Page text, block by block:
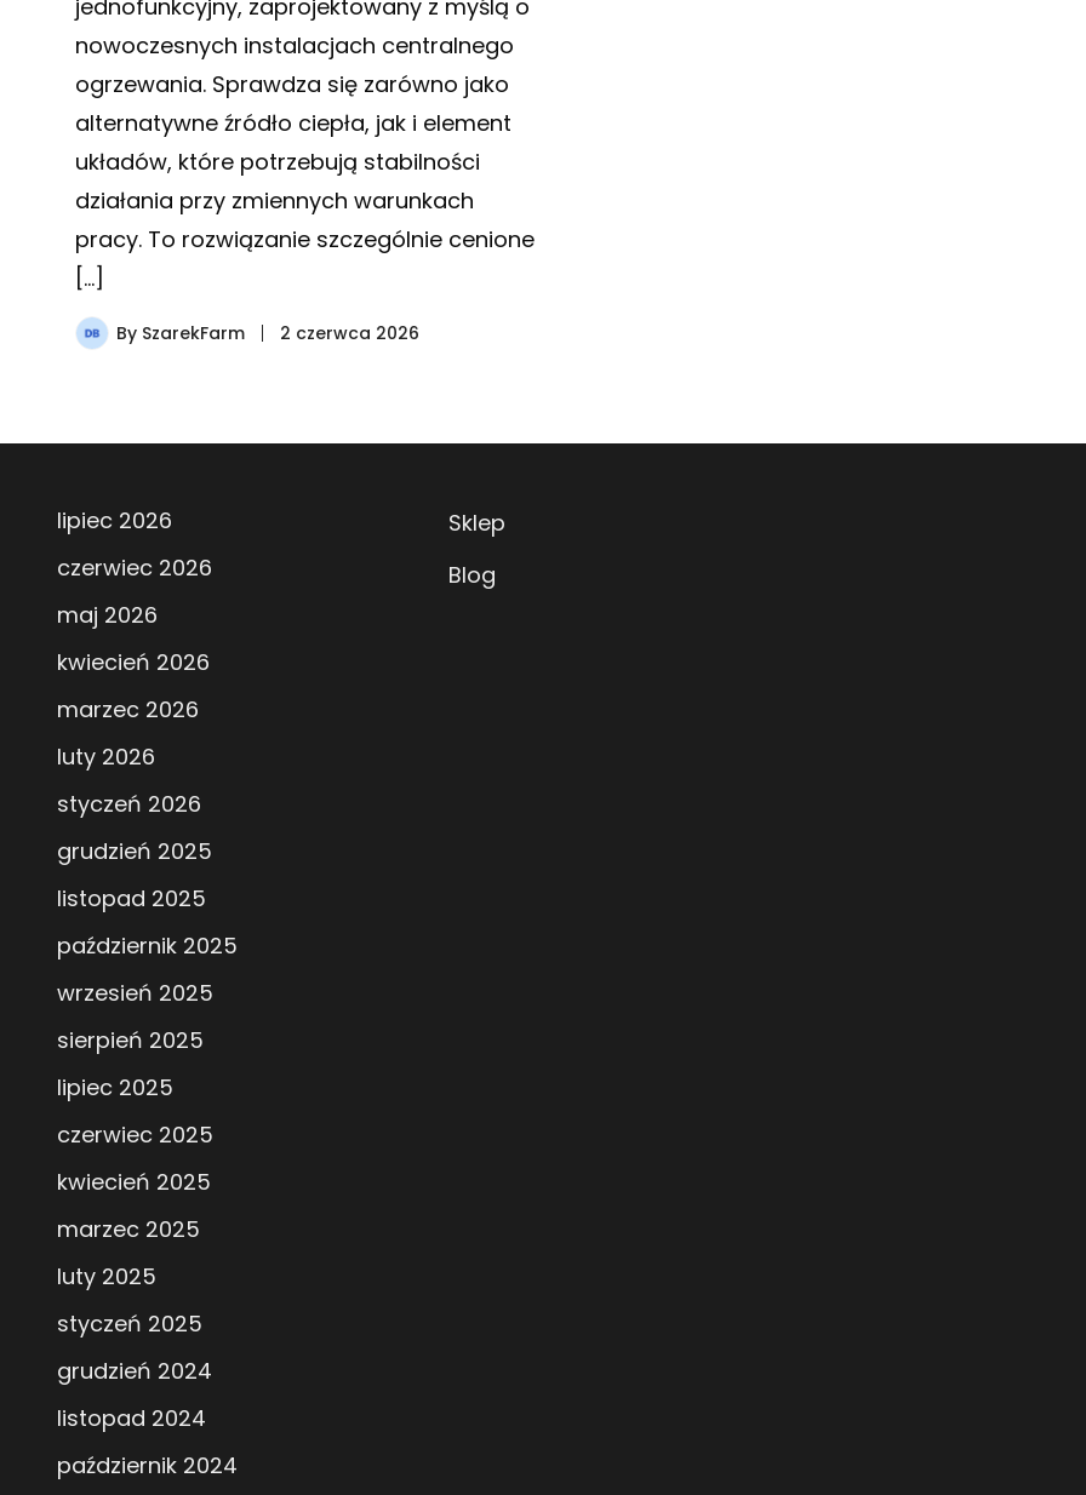
jednofunkcyjny, zaprojektowany z myślą o
nowoczesnych instalacjach centralnego
ogrzewania. Sprawdza się zarówno jako
alternatywne źródło ciepła, jak i element
układów, które potrzebują stabilności
działania przy zmiennych warunkach
pracy. To rozwiązanie szczególnie cenione
[…]
By SzarekFarm 2 czerwca 2026
lipiec 2026
czerwiec 2026
maj 2026
kwiecień 2026
marzec 2026
luty 2026
styczeń 2026
grudzień 2025
listopad 2025
październik 2025
wrzesień 2025
sierpień 2025
lipiec 2025
czerwiec 2025
kwiecień 2025
marzec 2025
luty 2025
styczeń 2025
grudzień 2024
listopad 2024
październik 2024
Sklep
Blog